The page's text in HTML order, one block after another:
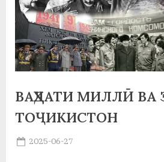
ВАҲДАТИ МИЛЛӢ ВА
ТОҶИКИСТОН
Posted
2025-06-27